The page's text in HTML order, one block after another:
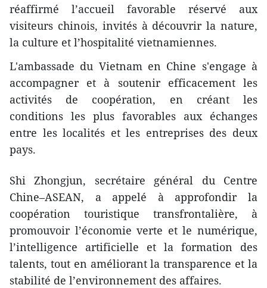
réaffirmé l’accueil favorable réservé aux
visiteurs chinois, invités à découvrir la nature,
la culture et l’hospitalité vietnamiennes.
L'ambassade du Vietnam en Chine s'engage à
accompagner et à soutenir efficacement les
activités de coopération, en créant les
conditions les plus favorables aux échanges
entre les localités et les entreprises des deux
pays.
Shi Zhongjun, secrétaire général du Centre
Chine–ASEAN, a appelé à approfondir la
coopération touristique transfrontalière, à
promouvoir l’économie verte et le numérique,
l’intelligence artificielle et la formation des
talents, tout en améliorant la transparence et la
stabilité de l’environnement des affaires.